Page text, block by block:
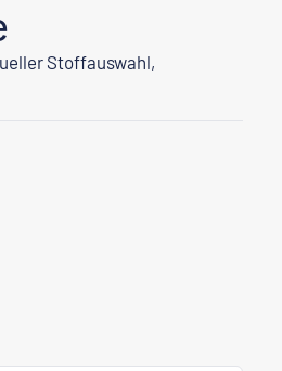
Stoffauswahl,